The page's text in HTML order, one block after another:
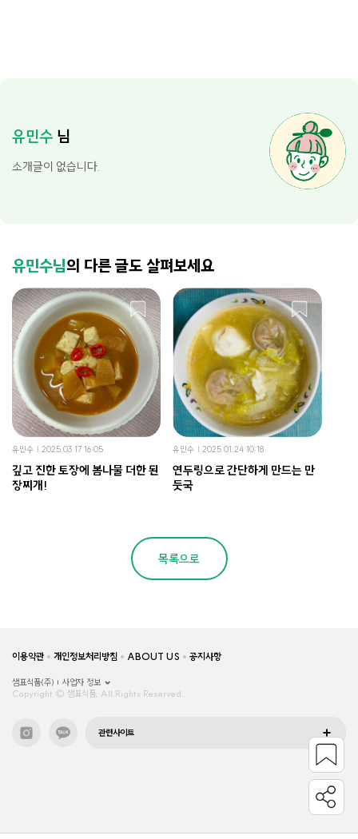
유민수 님
소개글이 없습니다.
유민수님의 다른 글도 살펴보세요
유민수 2025.03.17 16:05
깊고 진한 토장에 봄나물 더한 된
장찌개!
유민수 2025.01.24 10:18
연두링으로 간단하게 만드는 만
둣국
목록으로
이용약관 개인정보처리방침 ABOUT US 공지사항
샘표식품(주)
사업자 정보
Copyright © 샘표식품, All Rights Reserved.
관련사이트